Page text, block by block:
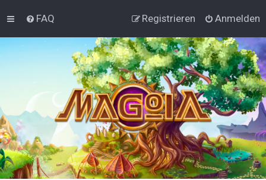
FAQ Anmelden
Registrieren